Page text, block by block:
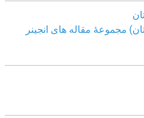
مجموعۀ مقاله های انجینر